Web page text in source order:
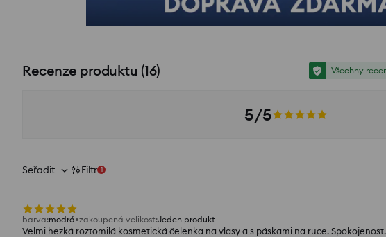
Více než 16 kladných recenzí
Zobrazit fotografie z recenzí
Recenze produktu (16) Všechny
5/5
Seřadit Filtr 1
barva:modrá zakoupená velikost:Jeden produkt
Velmi hezká roztomilá kosmetická čelenka na vlasy a s páskami na ruce. Spokojenost.